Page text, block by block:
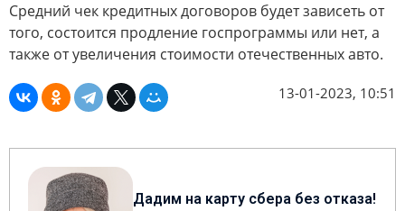
Средний чек кредитных договоров будет зависеть от
того, состоится продление госпрограммы или нет, а
также от увеличения стоимости отечественных авто.
13-01-2023, 10:51
Дадим на карту сбера без отказа!